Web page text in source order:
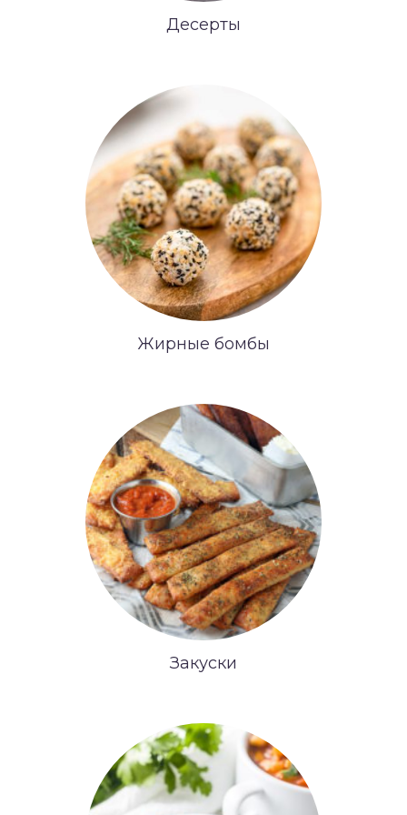
Десерты
Жирные бомбы
Закуски